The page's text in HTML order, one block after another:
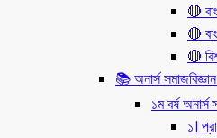
🔴
🔴
🔴
📚 অনার্স
১ম বর্ষ অনার্স
১।